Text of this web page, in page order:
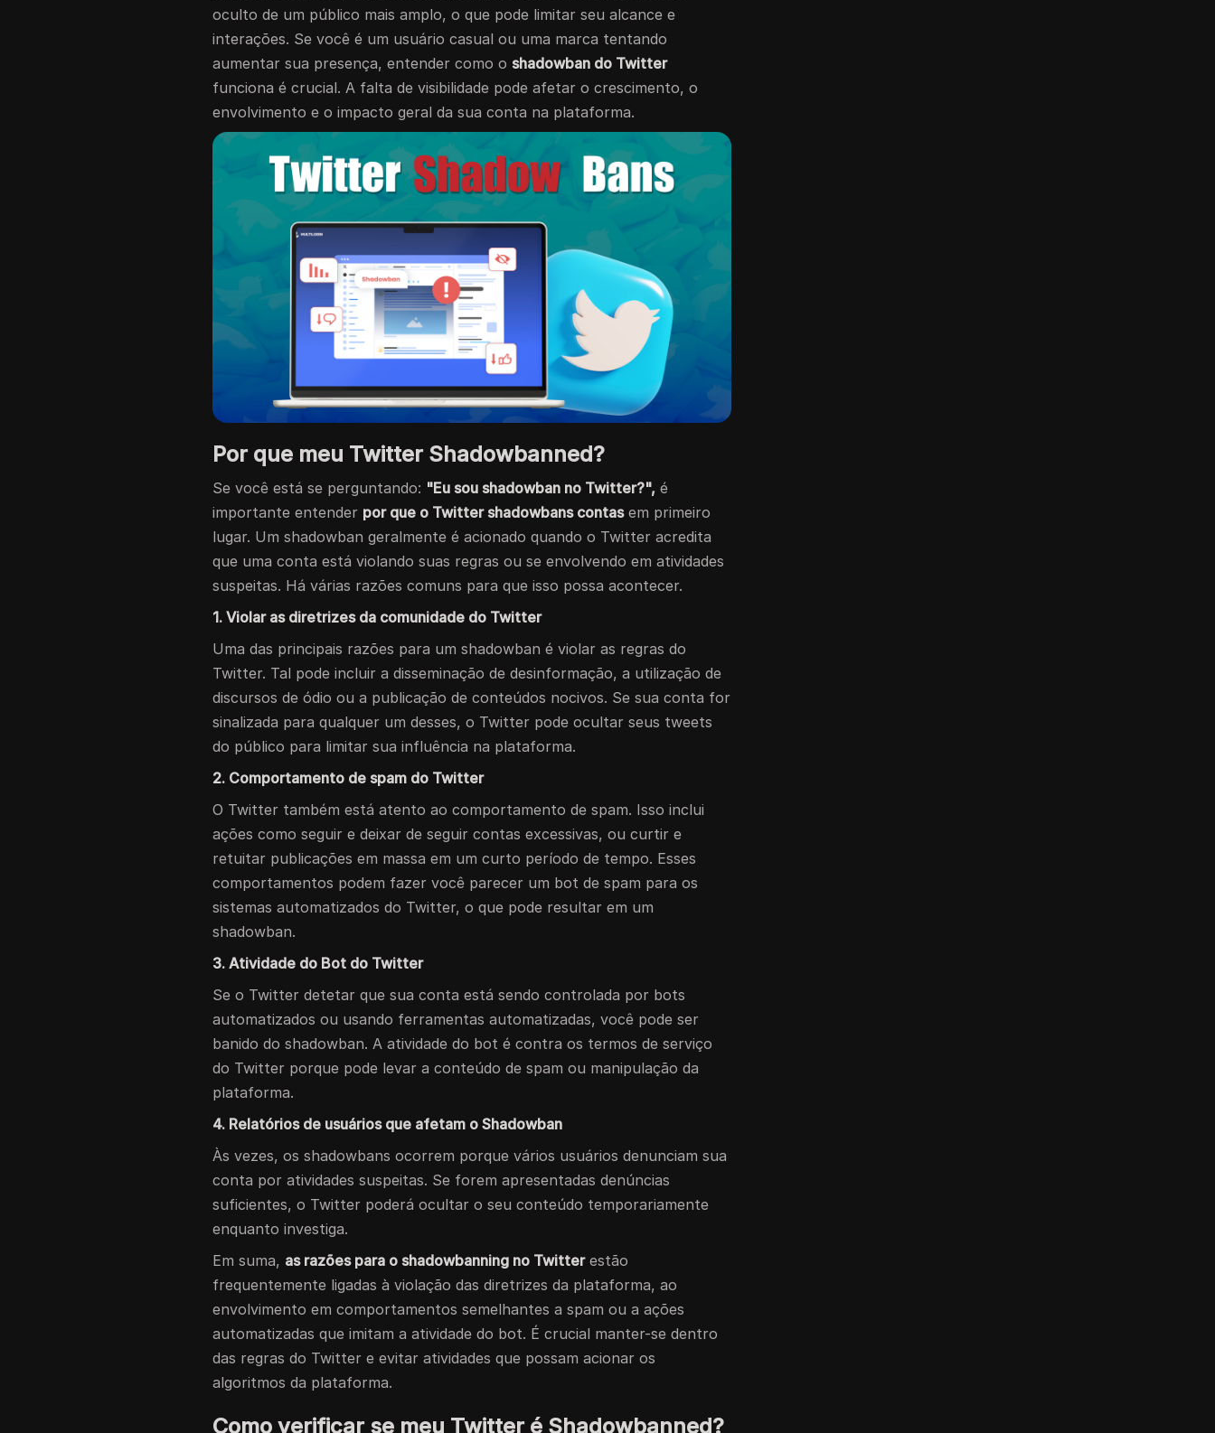
oculto de um público mais amplo, o que pode limitar seu alcance e
interações. Se você é um usuário casual ou uma marca tentando
aumentar sua presença, entender como oshadowban do Twitter
funciona é crucial. A falta de visibilidade pode afetar o crescimento, o
envolvimento e o impacto geral da sua conta na plataforma.
Por que meu Twitter Shadowbanned?
Se você está se perguntando: "Eu sou shadowban no Twitter?", é
importante entender por que o Twitter shadowbans contasem primeiro
lugar. Um shadowban geralmente é acionado quando o Twitter acredita
que uma conta está violando suas regras ou se envolvendo em atividades
suspeitas. Há várias razões comuns para que isso possa acontecer.
1. Violar as diretrizes da comunidade do Twitter
Uma das principais razões para um shadowban é violar as regras do
Twitter. Tal pode incluir a disseminação de desinformação, a utilização de
discursos de ódio ou a publicação de conteúdos nocivos. Se sua conta for
sinalizada para qualquer um desses, o Twitter pode ocultar seus tweets
do público para limitar sua influência na plataforma.
2. Comportamento de spam do Twitter
O Twitter também está atento ao comportamento de spam. Isso inclui
ações como seguir e deixar de seguir contas excessivas, ou curtir e
retuitar publicações em massa em um curto período de tempo. Esses
comportamentos podem fazer você parecer um bot de spam para os
sistemas automatizados do Twitter, o que pode resultar em um
shadowban.
3. Atividade do Bot do Twitter
Se o Twitter detetar que sua conta está sendo controlada por bots
automatizados ou usando ferramentas automatizadas, você pode ser
banido do shadowban. A atividade do bot é contra os termos de serviço
do Twitter porque pode levar a conteúdo de spam ou manipulação da
plataforma.
4. Relatórios de usuários que afetam o Shadowban
Às vezes, os shadowbans ocorrem porque vários usuários denunciam sua
conta por atividades suspeitas. Se forem apresentadas denúncias
suficientes, o Twitter poderá ocultar o seu conteúdo temporariamente
enquanto investiga.
Em suma, as razões para o shadowbanning no Twitterestão
frequentemente ligadas à violação das diretrizes da plataforma, ao
envolvimento em comportamentos semelhantes a spam ou a ações
automatizadas que imitam a atividade do bot. É crucial manter-se dentro
das regras do Twitter e evitar atividades que possam acionar os
algoritmos da plataforma.
Como verificar se meu Twitter é Shadowbanned?